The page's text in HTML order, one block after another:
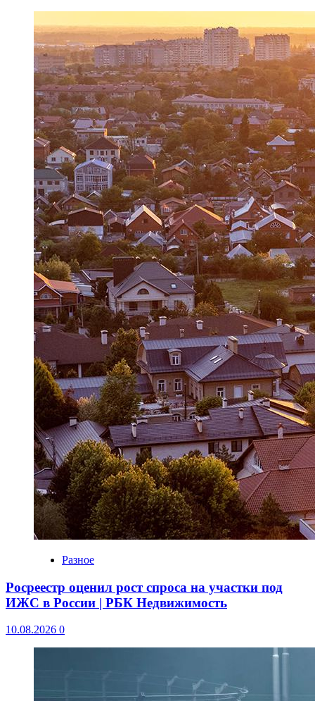
Разное
Росреестр оценил рост спроса на участки под
ИЖС в России | РБК Недвижимость
10.08.2026 0